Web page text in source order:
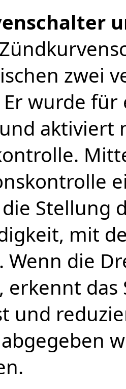
zwei
wurde
aktiviert
Stellung
mit
Wenn die
erkennt
und